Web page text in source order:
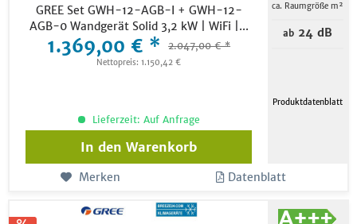
GREE Set GWH-12-AGB-I + GWH-12-
AGB-0 Wandgerät Solid 3,2 kW | WiFi |...
1.369,00 € * 2.047,00 € *
Nettopreis: 1.150,42 €
ca. Raumgröße m²
ab 24 dB
Produktdatenblatt
Lieferzeit: Auf Anfrage
In den Warenkorb
Merken Datenblatt